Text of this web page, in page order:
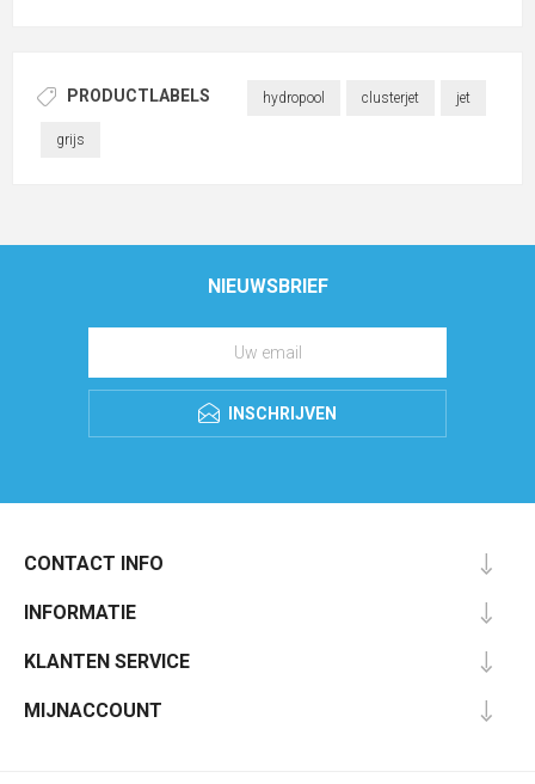
PRODUCTLABELS hydropool clusterjet jet
grijs
NIEUWSBRIEF
INSCHRIJVEN
CONTACT INFO
INFORMATIE
KLANTEN SERVICE
MIJNACCOUNT